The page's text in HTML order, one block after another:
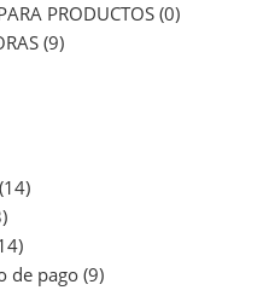
PRODUCTOS (0)
(9)
de pago (9)